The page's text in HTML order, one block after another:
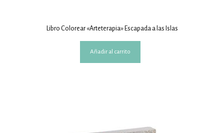
Libro Colorear «Arteterapia» Escapada a las Islas
Añadir al carrito